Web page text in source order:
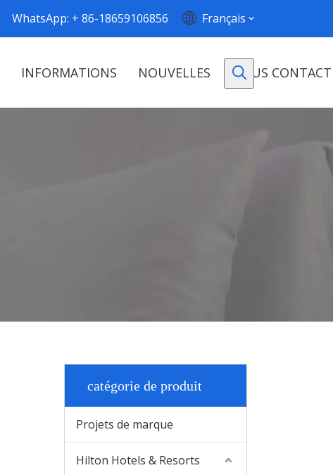
WhatsApp: + 86-18659106856 Français
INFORMATIONS NOUVELLES NOUS
catégorie de produit
Projets de marque
Hilton Hotels & Resorts